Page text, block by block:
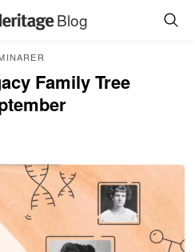
Blog
Family Tree